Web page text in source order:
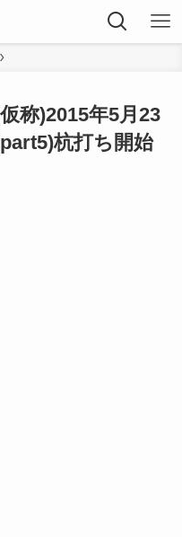
称)2015年5月23
杭打ち開始